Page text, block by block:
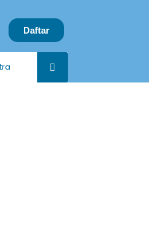
Daftar